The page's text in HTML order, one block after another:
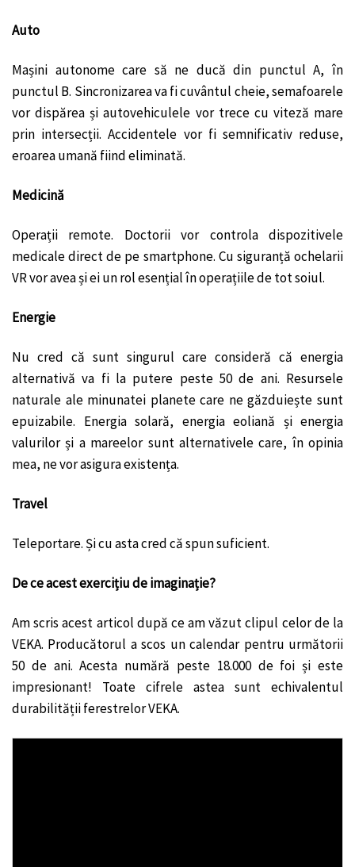
Auto
Mașini autonome care să ne ducă din punctul A, în
punctul B. Sincronizarea va fi cuvântul cheie, semafoarele
vor dispărea și autovehiculele vor trece cu viteză mare
prin intersecții. Accidentele vor fi semnificativ reduse,
eroarea umană fiind eliminată.
Medicină
Operații remote. Doctorii vor controla dispozitivele
medicale direct de pe smartphone. Cu siguranță ochelarii
VR vor avea și ei un rol esențial în operațiile de tot soiul.
Energie
Nu cred că sunt singurul care consideră că energia
alternativă va fi la putere peste 50 de ani. Resursele
naturale ale minunatei planete care ne găzduiește sunt
epuizabile. Energia solară, energia eoliană și energia
valurilor și a mareelor sunt alternativele care, în opinia
mea, ne vor asigura existența.
Travel
Teleportare. Și cu asta cred că spun suficient.
De ce acest exercițiu de imaginație?
Am scris acest articol după ce am văzut clipul celor de la
VEKA. Producătorul a scos un calendar pentru următorii
50 de ani. Acesta numără peste 18.000 de foi și este
impresionant! Toate cifrele astea sunt echivalentul
durabilității ferestrelor VEKA.